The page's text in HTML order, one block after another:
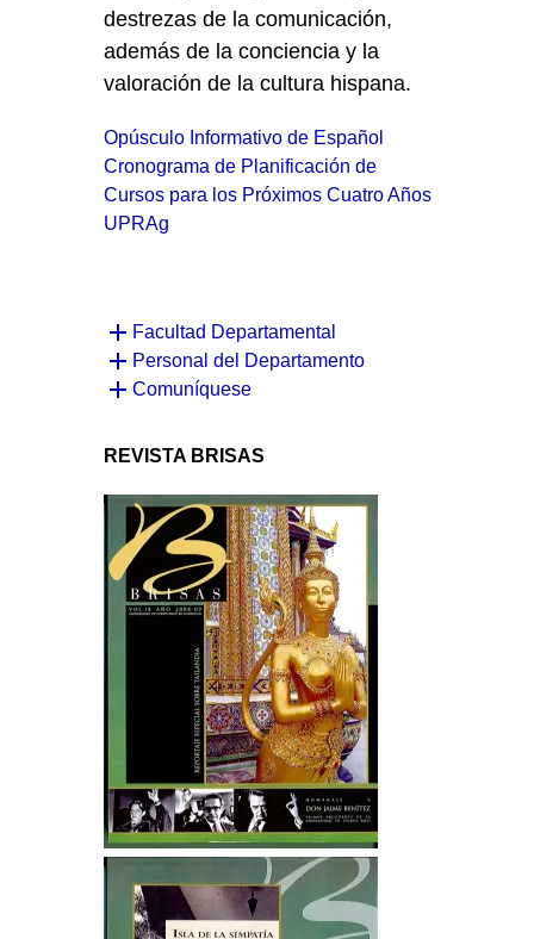
destrezas de la comunicación,
además de la conciencia y la
valoración de la cultura hispana.
Opúsculo Informativo de Español
Cronograma de Planificación de
Cursos para los Próximos Cuatro Años
UPRAg
Facultad Departamental
Personal del Departamento
Comuníquese
REVISTA BRISAS